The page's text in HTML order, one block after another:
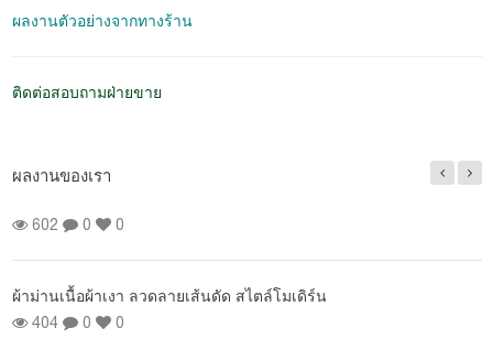
ผลงานตัวอย่างจากทางร้าน
ติดต่อสอบถามฝ่ายขาย
ผลงานของเรา